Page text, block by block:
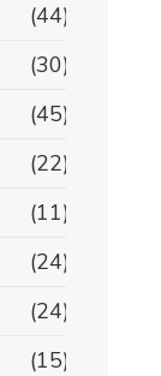
(44)
(30)
(45)
(22)
(11)
(24)
(24)
(15)